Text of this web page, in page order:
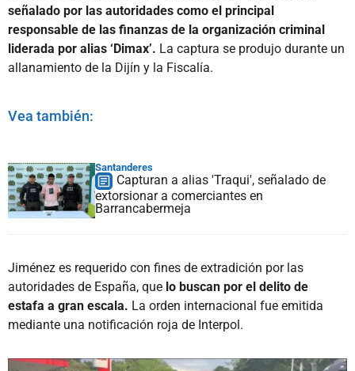
señalado por las autoridades como el principal
responsable de las finanzas de la organización criminal
liderada por alias ‘Dimax’. La captura se produjo durante un
allanamiento de la Dijín y la Fiscalía.
Vea también:
Santanderes
Capturan a alias 'Traqui', señalado de
extorsionar a comerciantes en
Barrancabermeja
Jiménez es requerido con fines de extradición por las
autoridades de España, que lo buscan por el delito de
estafa a gran escala. La orden internacional fue emitida
mediante una notificación roja de Interpol.